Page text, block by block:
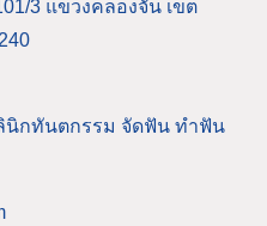
3 แขวงคลองจั่น เขต
ลินิกทันตกรรม จัดฟัน ทำฟัน